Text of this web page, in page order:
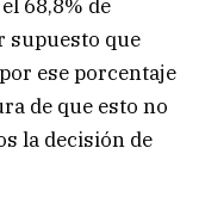
68,8% de
supuesto que
ese porcentaje
de que esto no
la decisión de